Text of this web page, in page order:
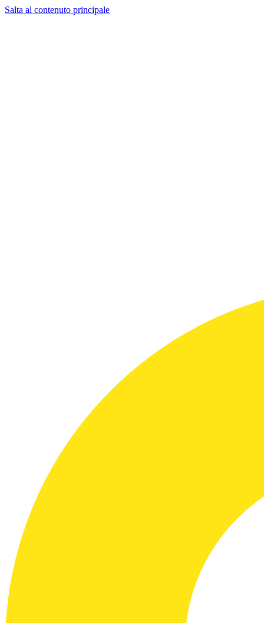
Salta al contenuto principale